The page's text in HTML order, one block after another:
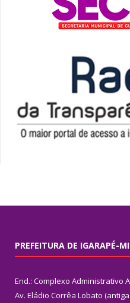
PREFEITURA DE IGARAPÉ-
End.: Complexo Administrativo
Av. Eládio Corrêa Lobato